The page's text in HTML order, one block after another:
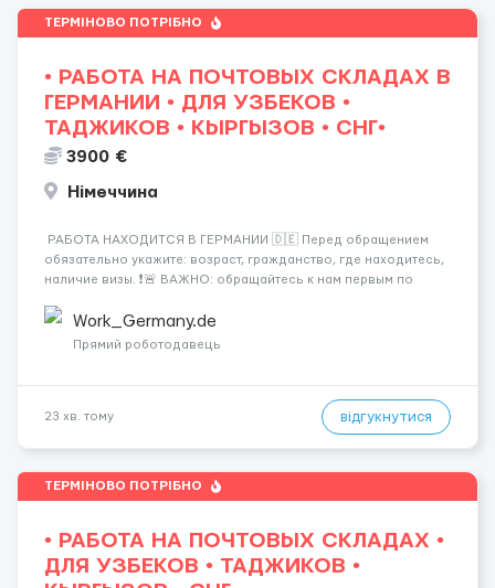
ТЕРМІНОВО ПОТРІБНО
• РАБОТА НА ПОЧТОВЫХ СКЛАДАХ В
ГЕРМАНИИ • ДЛЯ УЗБЕКОВ •
ТАДЖИКОВ • КЫРГЫЗОВ • СНГ•
3900 €
Німеччина
РАБОТА НАХОДИТСЯ В ГЕРМАНИИ 🇩🇪 Перед обращением
обязательно укажите: возраст, гражданство, где находитесь,
наличие визы. ❗️🚨 ВАЖНО: обращайтесь к нам первым по
☎️ Работа на логистических и почтов...
Work_Germany.de
Прямий роботодавець
23 хв. тому відгукнутися
ТЕРМІНОВО ПОТРІБНО
• РАБОТА НА ПОЧТОВЫХ СКЛАДАХ •
ДЛЯ УЗБЕКОВ • ТАДЖИКОВ •